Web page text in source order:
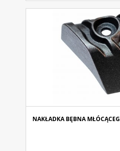
NAKŁADKA BĘBNA